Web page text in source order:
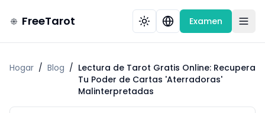
FreeTarot Examen
Hogar / Blog / Lectura de Tarot Gratis Online: Recupera
Tu Poder de Cartas 'Aterradoras'
Malinterpretadas